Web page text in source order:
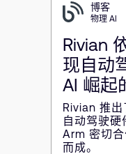
博客
物理 AI
Rivian
现自动
AI 崛起
Rivian 推
自动驾驶硬
Arm 密切
而成。